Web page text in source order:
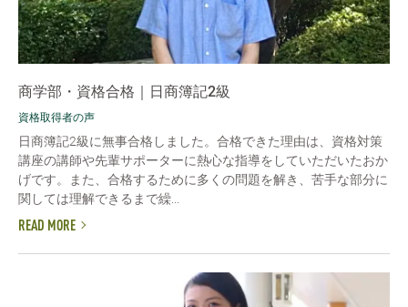
商学部・資格合格｜日商簿記2級
資格取得者の声
日商簿記2級に無事合格しました。合格できた理由は、資格対策
講座の講師や先輩サポーターに熱心な指導をしていただいたおか
げです。また、合格するために多くの問題を解き、苦手な部分に
関しては理解できるまで繰...
READ MORE